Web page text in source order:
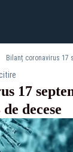
17
decese